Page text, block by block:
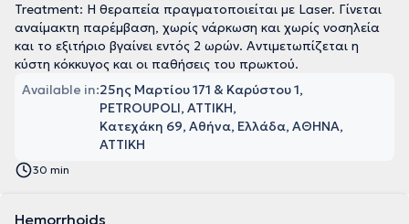
Treatment: Η θεραπεία πραγματοποιείται με Laser. Γίνεται
αναίμακτη παρέμβαση, χωρίς νάρκωση και χωρίς νοσηλεία
και το εξιτήριο βγαίνει εντός 2 ωρών. Αντιμετωπίζεται η
κύστη κόκκυγος και οι παθήσεις του πρωκτού.
Available in:25ης Μαρτίου 171 & Καρύστου 1,
PETROUPOLI, ΑΤΤΙΚΗ
Κατεχάκη 69, Αθήνα, Ελλάδα, ΑΘΗΝΑ,
ΑΤΤΙΚΗ
30 min
Hemorrhoids